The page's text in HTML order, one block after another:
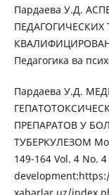
Пардаева У.Д.
Педагогика ва
Пардаева У.Д.
ПРЕПАРАТОВ У
ТУБЕРКУЛЕЗОМ
149-164 Vol. 4 No.